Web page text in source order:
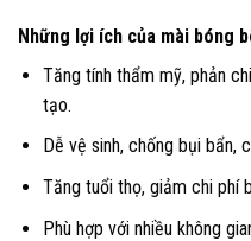
Những lợi ích của mài bóng
Tăng tính thẩm mỹ, phản
tạo.
Dễ vệ sinh, chống bụi bẩn,
Tăng tuổi thọ, giảm chi phí
Phù hợp với nhiều không